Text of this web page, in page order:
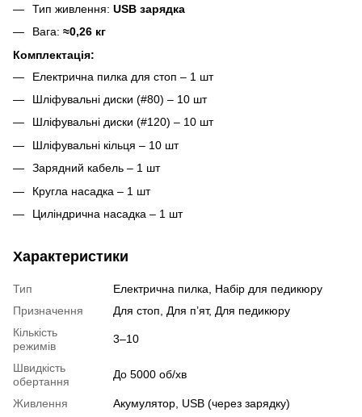
Тип живлення: USB зарядка
Вага: ≈0,26 кг
Комплектація:
Електрична пилка для стоп – 1 шт
Шліфувальні диски (#80) – 10 шт
Шліфувальні диски (#120) – 10 шт
Шліфувальні кільця – 10 шт
Зарядний кабель – 1 шт
Кругла насадка – 1 шт
Циліндрична насадка – 1 шт
Характеристики
Тип
Електрична пилка, Набір для педикюру
Призначення
Для стоп, Для п’ят, Для педикюру
Кількість
режимів
3–10
Швидкість
обертання
До 5000 об/хв
Живлення
Акумулятор, USB (через зарядку)